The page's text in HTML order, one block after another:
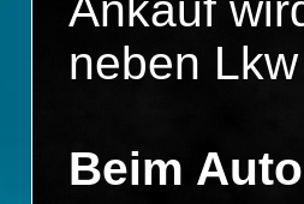
neben
Beim